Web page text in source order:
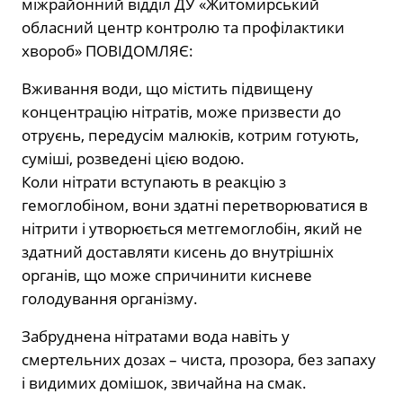
обласний центр контролю та профілактики
хвороб» ПОВІДОМЛЯЄ:
Вживання води, що містить підвищену
концентрацію нітратів, може призвести до
отруєнь, передусім малюків, котрим готують,
суміші, розведені цією водою.
Коли нітрати вступають в реакцію з
гемоглобіном, вони здатні перетворюватися в
нітрити і утворюється метгемоглобін, який не
здатний доставляти кисень до внутрішніх
органів, що може спричинити кисневе
голодування організму.
Забруднена нітратами вода навіть у
смертельних дозах – чиста, прозора, без запаху
і видимих домішок, звичайна на смак.